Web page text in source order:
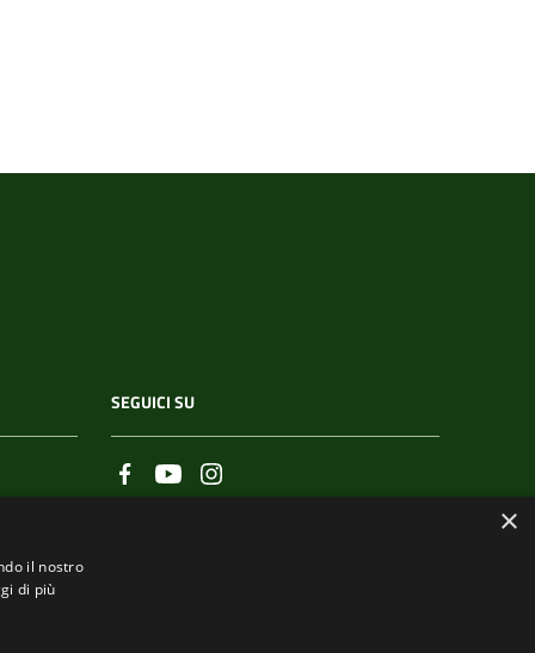
SEGUICI SU
×
il nostro
di più